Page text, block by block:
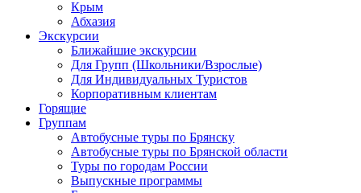
Крым
Абхазия
Экскурсии
Ближайшие экскурсии
Для Групп (Школьники/Взрослые)
Для Индивидуальных Туристов
Корпоративным клиентам
Горящие
Группам
Автобусные туры по Брянску
Автобусные туры по Брянской области
Туры по городам России
Выпускные программы